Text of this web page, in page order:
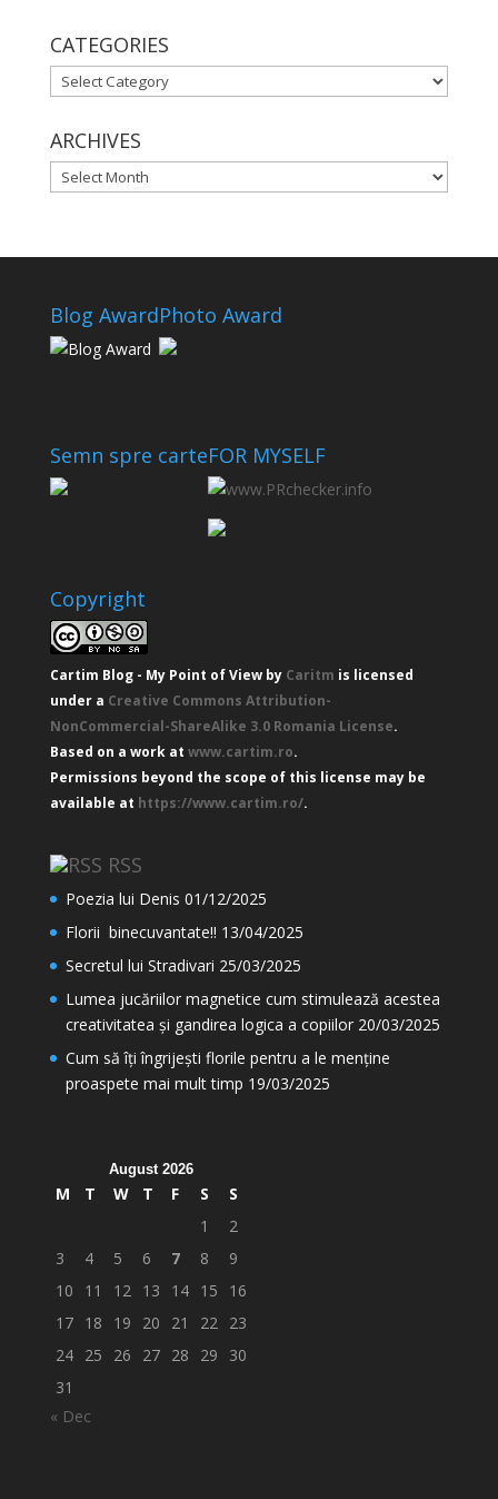
CATEGORIES
CATEGORIES
ARCHIVES
ARCHIVES
Blog AwardPhoto Award
Semn spre carteFOR MYSELF
Copyright
Cartim Blog - My Point of Viewby Caritm is licensed
under a Creative Commons Attribution-
NonCommercial-ShareAlike 3.0 Romania License.
Based on a work at www.cartim.ro.
Permissions beyond the scope of this license may be
available at https://www.cartim.ro/.
RSS
Poezia lui Denis 01/12/2025
Florii binecuvantate!! 13/04/2025
Secretul lui Stradivari 25/03/2025
Lumea jucăriilor magnetice cum stimulează acestea
creativitatea și gandirea logica a copiilor 20/03/2025
Cum să îți îngrijești florile pentru a le menține
proaspete mai mult timp 19/03/2025
August 2026
M T W T F S
S
1
2
3
4 5 6 7 8
9
10
11 12 13 14 15
16
17 18 19 20 21 22
23
24 25 26 27 28 29
30
31
« Dec